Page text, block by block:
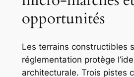
opportunités
Les terrains constructibles
réglementation protège
architecturale. Trois pistes